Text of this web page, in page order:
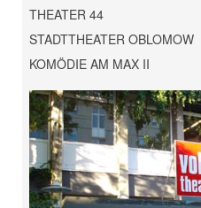
THEATER 44
STADTTHEATER OBLOMOW
KOMÖDIE AM MAX II